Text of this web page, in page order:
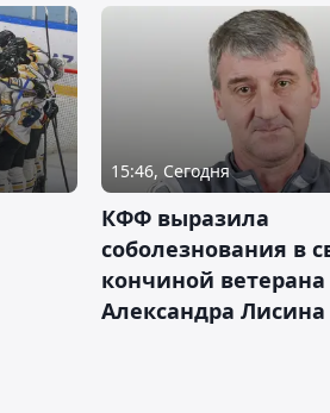
15:46, Сегодня
КФФ выразила
соболезнования в
кончиной
Александра Лисина